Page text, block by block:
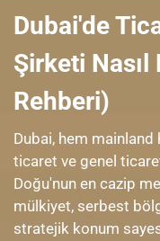
Dubai'de
Şirketi
Rehberi)
Dubai, hem
ticaret ve genel
Doğu'nun en cazip
mülkiyet, serbest
stratejik konum